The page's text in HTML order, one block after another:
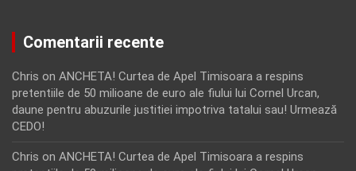
Comentarii recente
Chris on ANCHETA! Curtea de Apel Timisoara a respins
pretentiile de 50 milioane de euro ale fiului lui Cornel Urcan,
daune pentru abuzurile justitiei impotriva tatalui sau! Urmează
CEDO!
Chris on ANCHETA! Curtea de Apel Timisoara a respins